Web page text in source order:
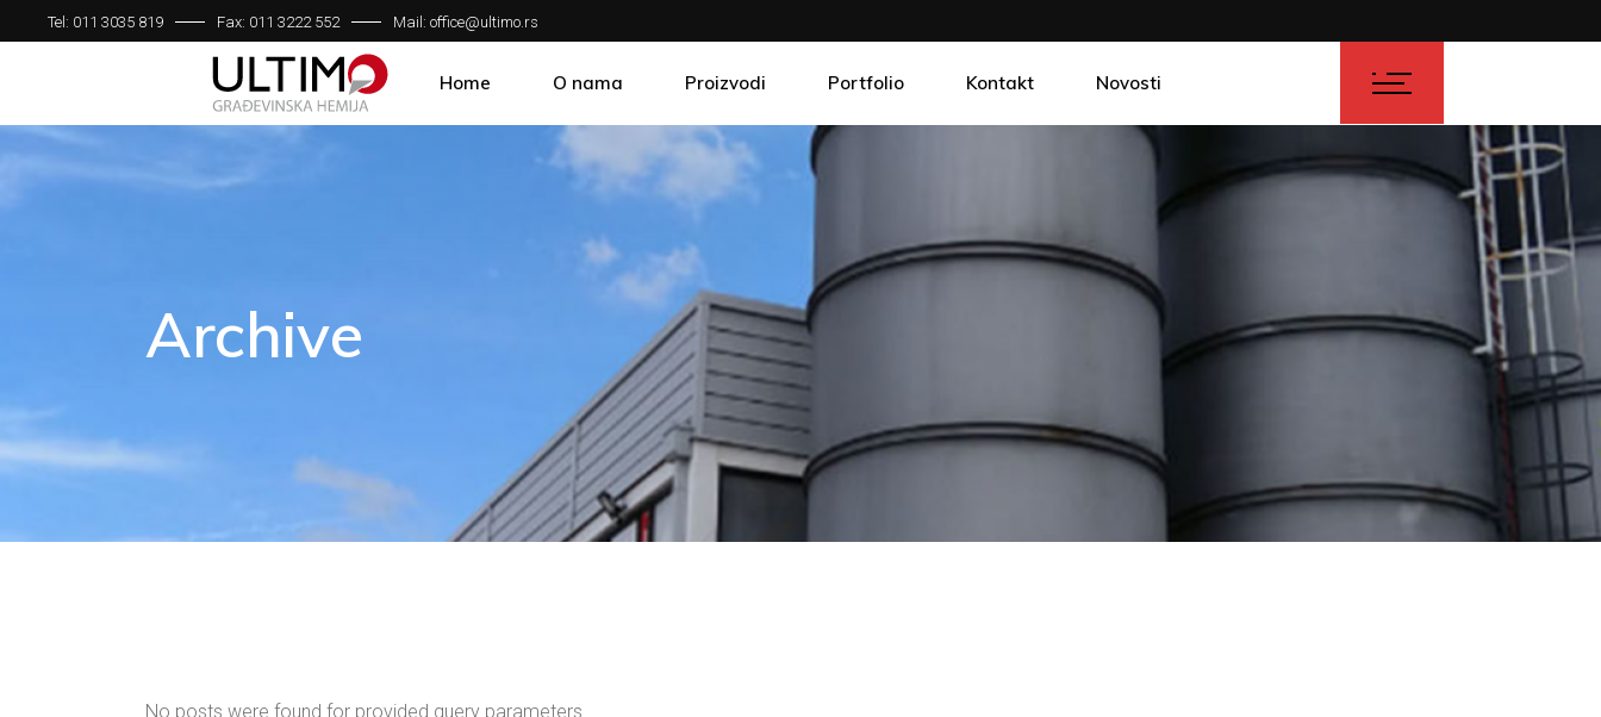
Tel: 011 3035 819 Fax: 011 3222 552 Mail: office@ultimo.rs
Home O nama Proizvodi Portfolio Kontakt Novosti
Archive
No posts were found for provided query parameters.